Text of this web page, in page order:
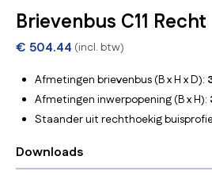
Brievenbus C11 Recht
€ 504.44 (incl. btw)
Afmetingen brievenbus (B x H x D):
Afmetingen inwerpopening (B x H):
Staander uit rechthoekig
Downloads